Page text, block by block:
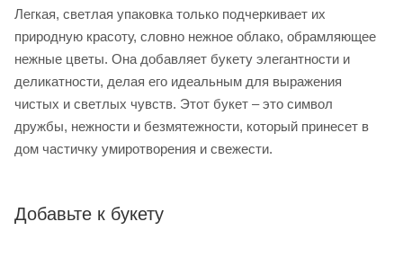
Легкая, светлая упаковка только подчеркивает их
природную красоту, словно нежное облако, обрамляющее
нежные цветы. Она добавляет букету элегантности и
деликатности, делая его идеальным для выражения
чистых и светлых чувств. Этот букет – это символ
дружбы, нежности и безмятежности, который принесет в
дом частичку умиротворения и свежести.
Добавьте к букету